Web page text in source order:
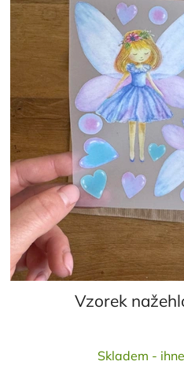
Vzorek
Skladem -